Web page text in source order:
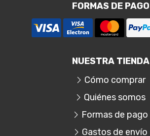
FORMAS DE PAGO
NUESTRA TIENDA
Cómo comprar
Quiénes somos
Formas de pago
Gastos de envío